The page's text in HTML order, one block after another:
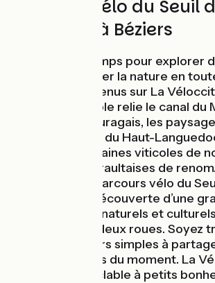
237 km à vélo du Seuil
Naurouze à Béziers
Prendre son temps pour explorer
horizons, sillonner la nature en
soyez les bienvenus sur La
itinéraire cyclable relie le canal du
agricoles du Lauragais, les
naturel régional du Haut-
PassaPaïs les plaines viticoles de
appellations héraultaises de
kilomètres de parcours vélo du
à Béziers, à la découverte d’une
de patrimoines naturels et
s’oxygéner sur deux roues. Soyez
aux petits plaisirs simples à
selon vos envies du moment. La
un itinéraire cyclable à petits